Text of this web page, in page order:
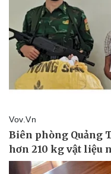
Thể thao
Bóng đá
Lịch thi đấu bóng đá
Thế giới thể thao